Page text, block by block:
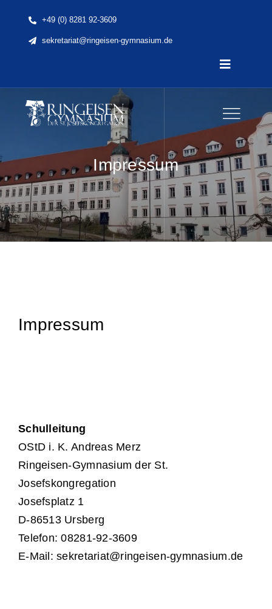
content
+49 (0) 8281 92-3609
sekretariat@ringeisen-gymnasium.de
Toggle
Unsere Schule
Schule & Unterricht
Impressum
Impressum
Schulleitung
OStD i. K. Andreas Merz
Ringeisen-Gymnasium der St.
Josefskongregation
Josefsplatz 1
D-86513 Ursberg
Telefon: 08281-92-3609
E-Mail:sekretariat@ringeisen-gymnasium.de